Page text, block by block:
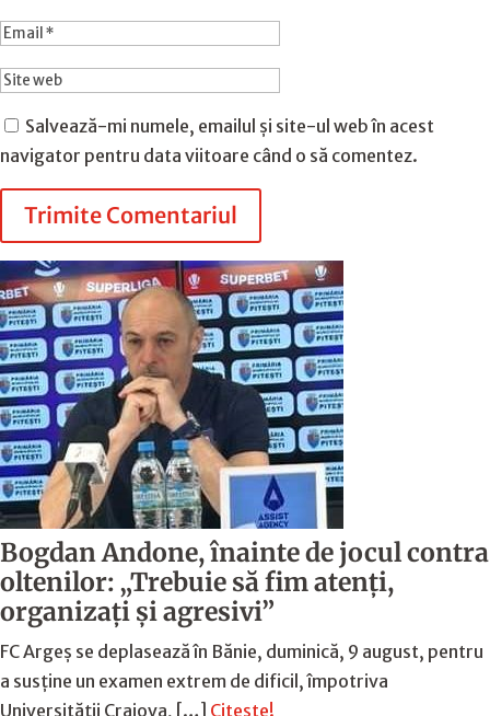
Salvează-mi numele, emailul și site-ul web în acest
navigator pentru data viitoare când o să comentez.
Trimite Comentariul
Bogdan Andone, înainte de jocul contra
oltenilor: „Trebuie să fim atenți,
organizați și agresivi”
FC Argeș se deplasează în Bănie, duminică, 9 august, pentru
a susține un examen extrem de dificil, împotriva
Universității Craiova, […] Citește!